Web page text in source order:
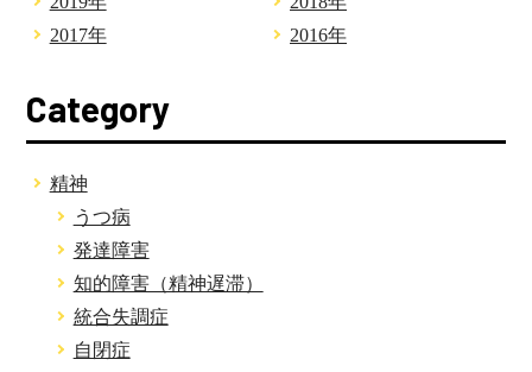
2017年
2016年
Category
精神
うつ病
発達障害
知的障害（精神遅滞）
統合失調症
自閉症